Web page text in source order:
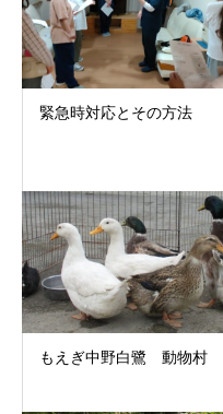
緊急時対応とその方法
もえぎ中野白鷺 動物村